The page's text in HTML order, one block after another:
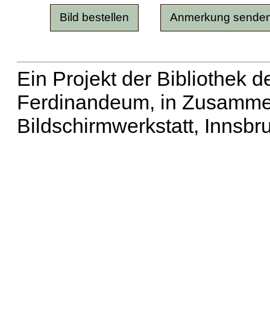
Ein Projekt der Bibliothek
Ferdinandeum, in
Bildschirmwerkstatt,